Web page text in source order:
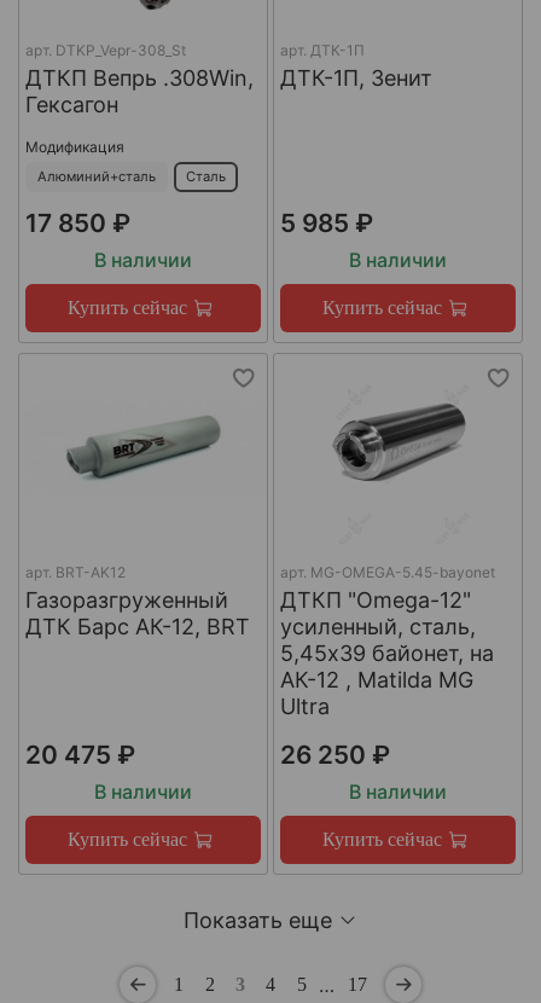
арт. DTKP_Vepr-308_St
ДТКП Вепрь .308Win,
Гексагон
Модификация
Алюминий+сталь Сталь
17 850 ₽
В наличии
Купить сейчас
арт. ДТК-1П
ДТК-1П, Зенит
5 985 ₽
В наличии
Купить сейчас
арт. BRT-AK12
Газоразгруженный
ДТК Барс АК-12, BRT
20 475 ₽
В наличии
Купить сейчас
арт. MG-OMEGA-5.45-bayonet
ДТКП "Omega-12"
усиленный, сталь,
5,45x39 байонет, на
АК-12 , Matilda MG
Ultra
26 250 ₽
В наличии
Купить сейчас
Показать еще
1 2 3 4 5 … 17